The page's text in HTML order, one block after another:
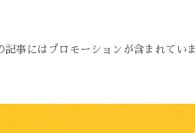
記事にはプロモーションが含まれていま